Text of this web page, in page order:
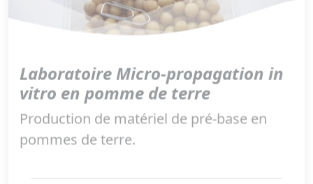
Laboratoire Micro-propagation in
vitro en pomme de terre
Production de matériel de pré-base en
pommes de terre.